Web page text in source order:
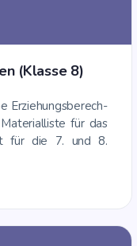
(Klas­se 8)
Erzie­hungs­be­rech­
für das
für die 7. und 8.